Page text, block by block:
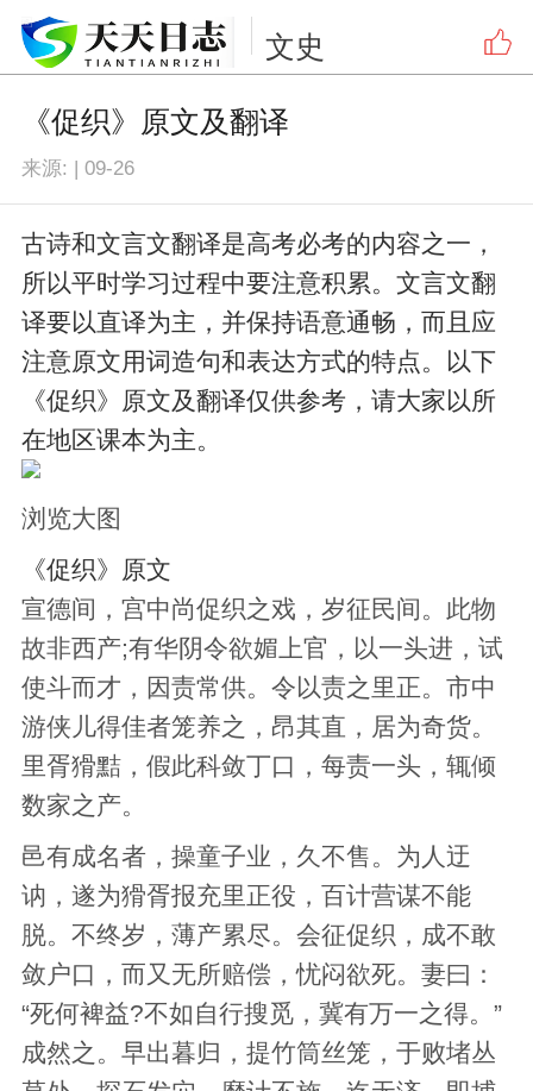
文史
​《促织》原文及翻译
来源: |09-26
古诗和文言文翻译是高考必考的内容之一，
所以平时学习过程中要注意积累。文言文翻
译要以直译为主，并保持语意通畅，而且应
注意原文用词造句和表达方式的特点。以下
《促织》原文及翻译仅供参考，请大家以所
在地区课本为主。
浏览大图
《促织》原文
宣德间，宫中尚促织之戏，岁征民间。此物
故非西产;有华阴令欲媚上官，以一头进，试
使斗而才，因责常供。令以责之里正。市中
游侠儿得佳者笼养之，昂其直，居为奇货。
里胥猾黠，假此科敛丁口，每责一头，辄倾
数家之产。
邑有成名者，操童子业，久不售。为人迂
讷，遂为猾胥报充里正役，百计营谋不能
脱。不终岁，薄产累尽。会征促织，成不敢
敛户口，而又无所赔偿，忧闷欲死。妻曰：
“死何裨益?不如自行搜觅，冀有万一之得。”
成然之。早出暮归，提竹筒丝笼，于败堵丛